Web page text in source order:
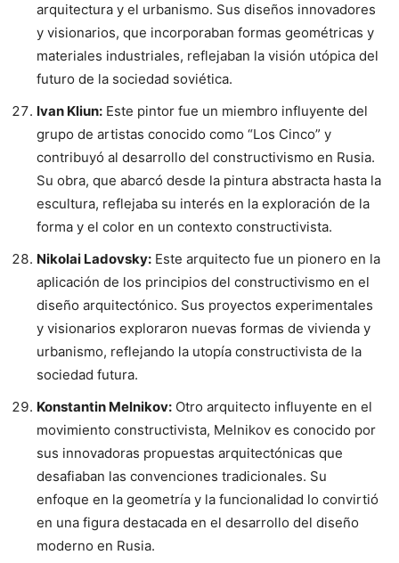
arquitectura y el urbanismo. Sus diseños innovadores
y visionarios, que incorporaban formas geométricas y
materiales industriales, reflejaban la visión utópica del
futuro de la sociedad soviética.
Ivan Kliun: Este pintor fue un miembro influyente del
grupo de artistas conocido como “Los Cinco” y
contribuyó al desarrollo del constructivismo en Rusia.
Su obra, que abarcó desde la pintura abstracta hasta la
escultura, reflejaba su interés en la exploración de la
forma y el color en un contexto constructivista.
Nikolai Ladovsky: Este arquitecto fue un pionero en la
aplicación de los principios del constructivismo en el
diseño arquitectónico. Sus proyectos experimentales
y visionarios exploraron nuevas formas de vivienda y
urbanismo, reflejando la utopía constructivista de la
sociedad futura.
Konstantin Melnikov: Otro arquitecto influyente en el
movimiento constructivista, Melnikov es conocido por
sus innovadoras propuestas arquitectónicas que
desafiaban las convenciones tradicionales. Su
enfoque en la geometría y la funcionalidad lo convirtió
en una figura destacada en el desarrollo del diseño
moderno en Rusia.